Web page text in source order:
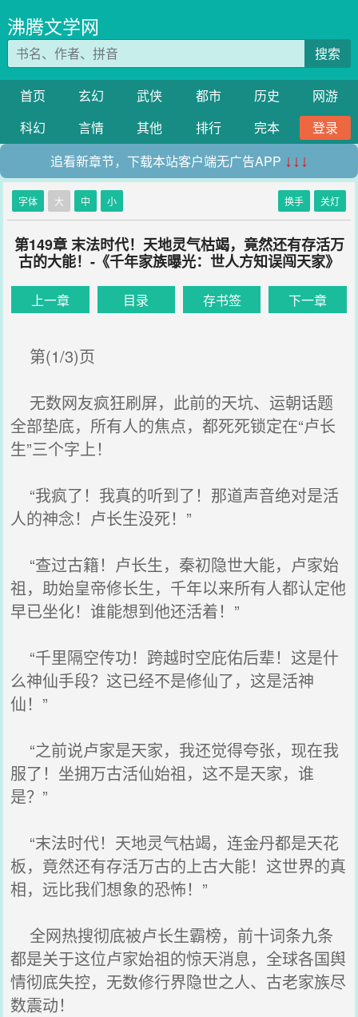
沸腾文学网
搜索
首页 玄幻 武侠 都市 历史
网游
科幻
言情 其他 排行 完本
登录
追看新章节，下载本站客户端无广告APP ↓↓↓
字体 大 中 小 换手 关灯
第149章 末法时代！天地灵气枯竭，竟然还有存活万
古的大能！-《千年家族曝光：世人方知误闯天家》
上一章 目录 存书签 下一章
第(1/3)页
无数网友疯狂刷屏，此前的天坑、运朝话题
全部垫底，所有人的焦点，都死死锁定在“卢长
生”三个字上！
“我疯了！我真的听到了！那道声音绝对是活
人的神念！卢长生没死！”
“查过古籍！卢长生，秦初隐世大能，卢家始
祖，助始皇帝修长生，千年以来所有人都认定他
早已坐化！谁能想到他还活着！”
“千里隔空传功！跨越时空庇佑后辈！这是什
么神仙手段？这已经不是修仙了，这是活神
仙！”
“之前说卢家是天家，我还觉得夸张，现在我
服了！坐拥万古活仙始祖，这不是天家，谁
是？”
“末法时代！天地灵气枯竭，连金丹都是天花
板，竟然还有存活万古的上古大能！这世界的真
相，远比我们想象的恐怖！”
全网热搜彻底被卢长生霸榜，前十词条九条
都是关于这位卢家始祖的惊天消息，全球各国舆
情彻底失控，无数修行界隐世之人、古老家族尽
数震动！